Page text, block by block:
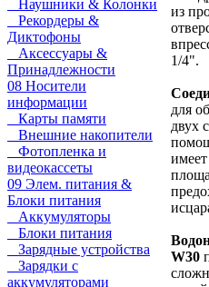
Наушники & Колонки
Рекордеры &
Диктофоны
Аксессуары &
Принадлежности
08 Носители
информации
Карты памяти
Внешние накопители
Фотопленка и
видеокассеты
09 Элем. питания &
Блоки питания
Аккумуляторы
Блоки питания
Зарядные устройства
Зарядки с
аккумуляторами
из
1/4".
для
двух
W30